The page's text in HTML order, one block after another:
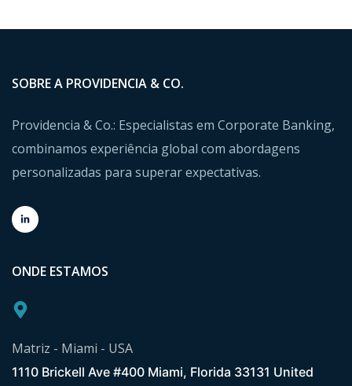
SOBRE A PROVIDENCIA & CO.
Providencia & Co.: Especialistas em Corporate Banking,
combinamos experiência global com abordagens
personalizadas para superar expectativas.
ONDE ESTAMOS
Matriz - Miami - USA
1110 Brickell Ave #400 Miami, Florida 33131 United